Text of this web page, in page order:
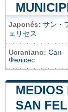
Japonés: サン・
ェリセス
Ucraniano: Сан-
Фелісес
MEDIOS
SAN